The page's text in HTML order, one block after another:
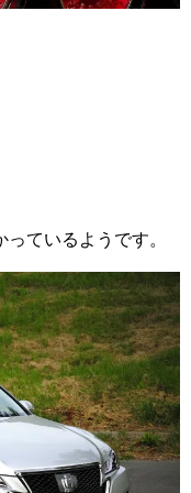
ているようです。